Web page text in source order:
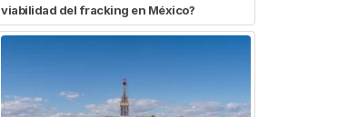
viabilidad del fracking en México?